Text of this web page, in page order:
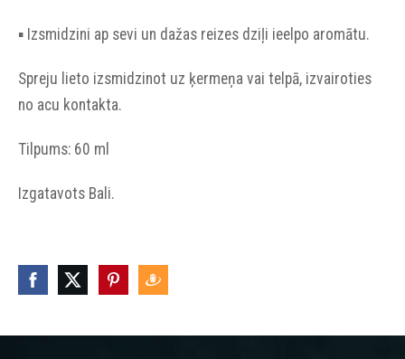
▪︎ Izsmidzini ap sevi un dažas reizes dziļi ieelpo aromātu.
Spreju lieto izsmidzinot uz ķermeņa vai telpā, izvairoties
no acu kontakta.
Tilpums: 60 ml
Izgatavots Bali.